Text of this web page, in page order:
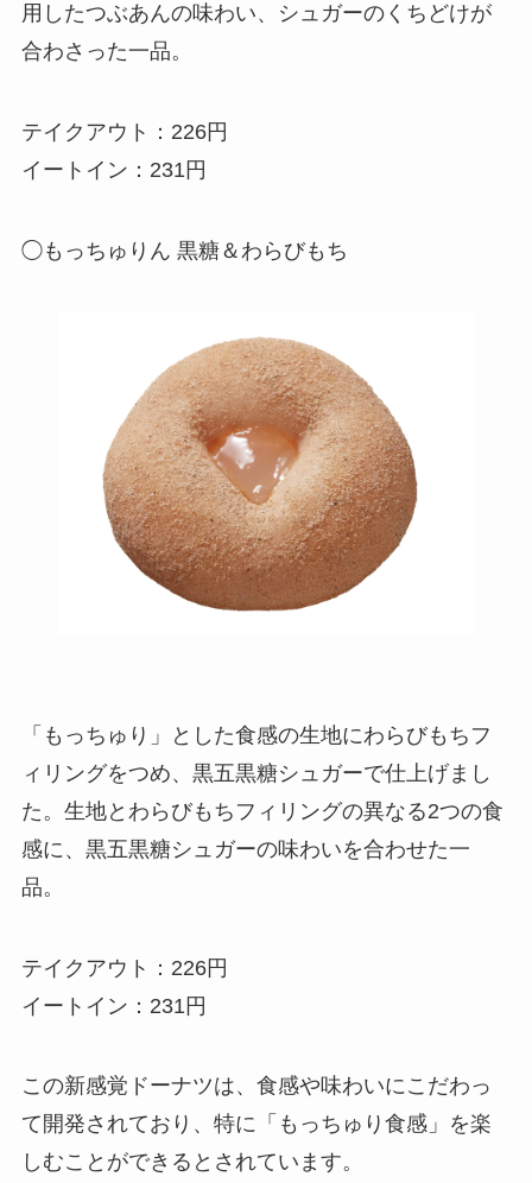
用したつぶあんの味わい、シュガーのくちどけが
合わさった一品。
テイクアウト：226円
イートイン：231円
◯もっちゅりん 黒糖＆わらびもち
「もっちゅり」とした食感の生地にわらびもちフ
ィリングをつめ、黒五黒糖シュガーで仕上げまし
た。生地とわらびもちフィリングの異なる2つの食
感に、黒五黒糖シュガーの味わいを合わせた一
品。
テイクアウト：226円
イートイン：231円
この新感覚ドーナツは、食感や味わいにこだわっ
て開発されており、特に「もっちゅり食感」を楽
しむことができるとされています。